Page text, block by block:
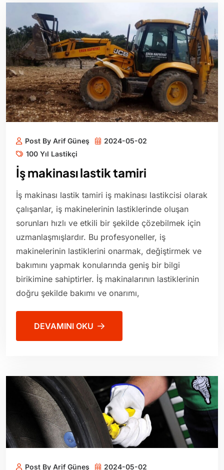
Post By Arif Güneş
2024-05-02
100 Yıl Lastikçi
İş makinası lastik tamiri
İş makinası lastik tamiri iş makinası lastikcisi olarak
çalışanlar, iş makinelerinin lastiklerinde oluşan
sorunları hızlı ve etkili bir şekilde çözebilmek için
uzmanlaşmışlardır. Bu profesyoneller, iş
makinelerinin lastiklerini onarmak, değiştirmek ve
bakımını yapmak konularında geniş bir bilgi
birikimine sahiptirler. İş makinalarının lastiklerinin
doğru şekilde bakımı ve onarımı,
DEVAMINI OKU
Post By Arif Güneş 2024-05-02